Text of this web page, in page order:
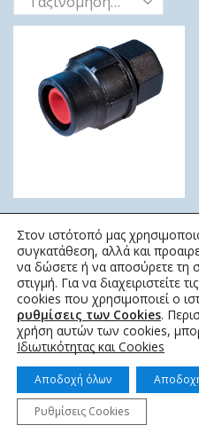
ΚΜ
0,43€ – 0,71€
© 2022
Στον ιστότοπό μας
συγκατάθεση, αλλά και
να δώσετε ή να αποσύρετε τη
στιγμή. Για να διαχειριστείτε
cookies που χρησιμοποιεί ο
ρυθμίσεις των Cookies.
χρήση αυτών των cookies,
Ιδιωτικότητας και Cookies
Αποδοχή όλων
Ρυθμίσεις Cookies